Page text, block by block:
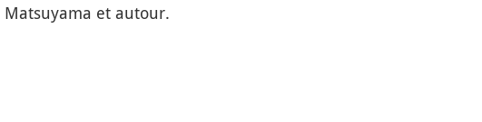
Matsuyama et autour.